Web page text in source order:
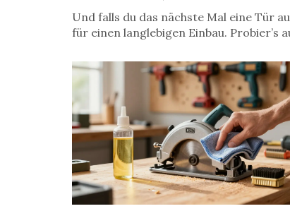
Und falls du das nächste Mal eine Tür
für einen langlebigen Einbau. Probier’s